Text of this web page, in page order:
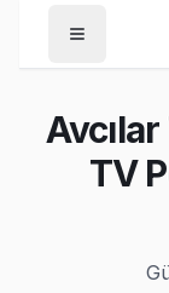
/Avcılar
TV